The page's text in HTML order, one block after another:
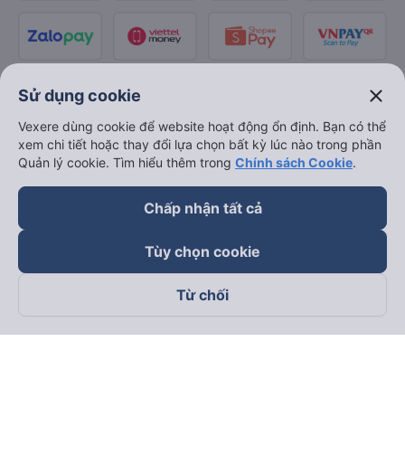
Sử dụng cookie close
Vexere dùng cookie để website hoạt động ổn định. Bạn có thể
xem chi tiết hoặc thay đổi lựa chọn bất kỳ lúc nào trong phần
Quản lý cookie. Tìm hiểu thêm trong Chính sách Cookie.
Chấp nhận tất cả
Tùy chọn cookie
Từ chối